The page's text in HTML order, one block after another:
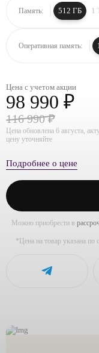
Память: 512 ГБ 1
Оперативная память:
Цена с учетом акции
98 990 ₽
116 990 ₽
Цена обновлена 6 августа,
цену уточняйте
Подробнее о цене
Можно приобрести в
*Цена на товар указана